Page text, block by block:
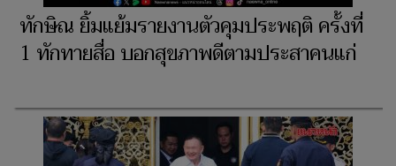
ทักษิณ ยิ้มแย้มรายงานตัวคุมประพฤติ ครั้งที่
1 ทักทายสื่อ บอกสุขภาพดีตามประสาคนแก่